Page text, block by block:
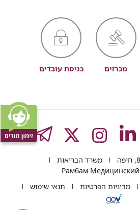
מכרזים כניסת עובדים
לעמוד
לעמוד
של
לעמוד
של
משרד הבריאות
Рамбам
מדיניות הפרטיות תנאי שימוש